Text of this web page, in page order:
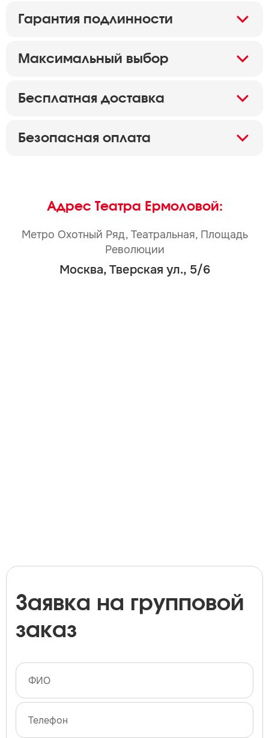
Гарантия подлинности
Максимальный выбор
Бесплатная доставка
Безопасная оплата
Адрес Театра Ермоловой:
Метро Охотный Ряд, Театральная, Площадь
Революции
Москва, Тверская ул., 5/6
Заявка на групповой
заказ